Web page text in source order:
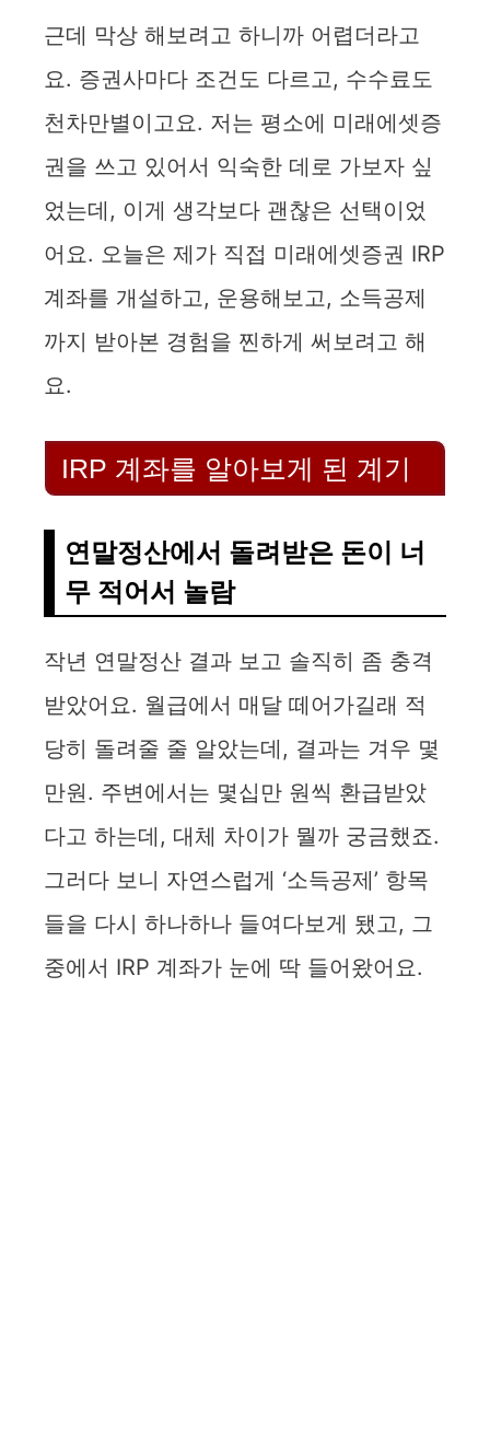
근데 막상 해보려고 하니까 어렵더라고
요. 증권사마다 조건도 다르고, 수수료도
천차만별이고요. 저는 평소에 미래에셋증
권을 쓰고 있어서 익숙한 데로 가보자 싶
었는데, 이게 생각보다 괜찮은 선택이었
어요. 오늘은 제가 직접 미래에셋증권 IRP
계좌를 개설하고, 운용해보고, 소득공제
까지 받아본 경험을 찐하게 써보려고 해
요.
IRP 계좌를 알아보게 된 계기
연말정산에서 돌려받은 돈이 너
무 적어서 놀람
작년 연말정산 결과 보고 솔직히 좀 충격
받았어요. 월급에서 매달 떼어가길래 적
당히 돌려줄 줄 알았는데, 결과는 겨우 몇
만원. 주변에서는 몇십만 원씩 환급받았
다고 하는데, 대체 차이가 뭘까 궁금했죠.
그러다 보니 자연스럽게 ‘소득공제’ 항목
들을 다시 하나하나 들여다보게 됐고, 그
중에서 IRP 계좌가 눈에 딱 들어왔어요.